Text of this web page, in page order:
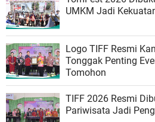
UMKM Jadi
Logo TIFF Resmi
Tonggak Penting
Tomohon
TIFF 2026 Resmi
Pariwisata Jadi